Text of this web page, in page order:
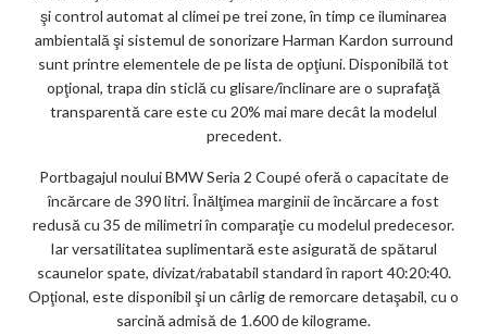
şi control automat al climei pe trei zone, în timp ce iluminarea
ambientală şi sistemul de sonorizare Harman Kardon surround
sunt printre elementele de pe lista de opţiuni. Disponibilă tot
opţional, trapa din sticlă cu glisare/înclinare are o suprafaţă
transparentă care este cu 20% mai mare decât la modelul
precedent.
Portbagajul noului BMW Seria 2 Coupé oferă o capacitate de
încărcare de 390 litri. Înălţimea marginii de încărcare a fost
redusă cu 35 de milimetri în comparaţie cu modelul predecesor.
Iar versatilitatea suplimentară este asigurată de spătarul
scaunelor spate, divizat/rabatabil standard în raport 40:20:40.
Opţional, este disponibil şi un cârlig de remorcare detaşabil, cu o
sarcină admisă de 1.600 de kilograme.